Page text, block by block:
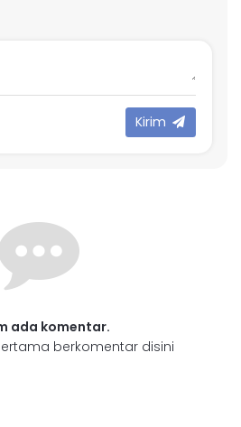
Kirim
ada komentar.
berkomentar disini